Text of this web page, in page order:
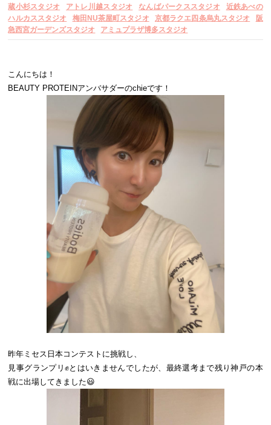
蔵小杉スタジオ
アトレ川越スタジオ なんばパークススタジオ
近鉄あべの
ハルカススタジオ
梅田NU茶屋町スタジオ 京都ラクエ四条烏丸スタジオ
阪
急西宮ガーデンズスタジオ
アミュプラザ博多スタジオ
こんにちは！
BEAUTY PROTEINアンバサダーのchieです！
昨年ミセス日本コンテストに挑戦し、
見事グランプリ✊とはいきませんでしたが、最終選考まで残り神戸の本
戦に出場してきました😃